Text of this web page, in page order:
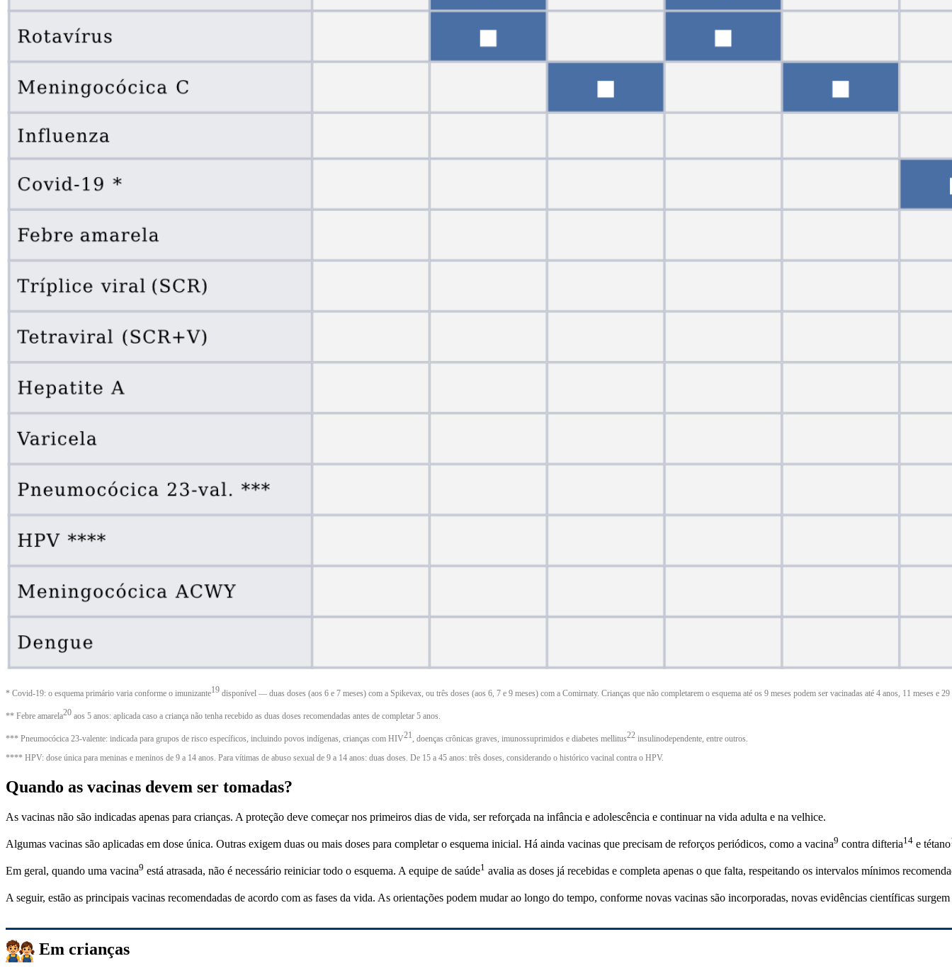
* Covid-19: o esquema primário varia conforme o imunizante19 disponível — duas doses (aos 6 e 7 meses) com a Spikevax, ou três doses (aos 6, 7 e 9 meses) com a Comirnaty. Crianças que não completarem o esquema até os 9 meses podem ser vacinadas até 4 anos, 11 meses e
** Febre amarela20 aos 5 anos: aplicada caso a criança não tenha recebido as duas doses recomendadas antes de completar 5 anos.
*** Pneumocócica 23-valente: indicada para grupos de risco específicos, incluindo povos indígenas, crianças com HIV21 , doenças crônicas graves, imunossuprimidos e diabetes mellitus22 insulinodependente, entre outros.
**** HPV: dose única para meninas e meninos de 9 a 14 anos. Para vítimas de abuso sexual de 9 a 14 anos: duas doses. De 15 a 45 anos: três doses, considerando o histórico vacinal contra o HPV.
Quando as vacinas devem ser tomadas?
As vacinas não são indicadas apenas para crianças. A proteção deve começar nos primeiros dias de vida, ser reforçada na infância e adolescência e continuar na vida adulta e na velhice.
Algumas vacinas são aplicadas em dose única. Outras exigem duas ou mais doses para completar o esquema inicial. Há ainda vacinas que precisam de reforços periódicos, como a vacina9 contra difteria14 e tétano
Em geral, quando uma vacina9 está atrasada, não é necessário reiniciar todo o esquema. A equipe de saúde1 avalia as doses já recebidas e completa apenas o que falta, respeitando os intervalos mínimos
A seguir, estão as principais vacinas recomendadas de acordo com as fases da vida. As orientações podem mudar ao longo do tempo, conforme novas vacinas são incorporadas, novas evidências científicas
Em crianças